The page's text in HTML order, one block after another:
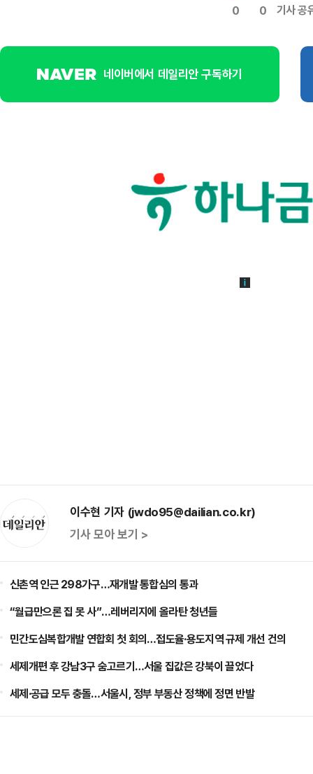
0 0 기사 공
네이버에서 데일리안 구독하기
이수현 기자 (jwdo95@dailian.co.kr)
기사 모아 보기 >
신촌역 인근 298가구…재개발 통합심의 통과
“월급만으론 집 못 사”…레버리지에 올라탄 청년들
민간도심복합개발 연합회 첫 회의…접도율·용도지역 규제 개선 건의
세제개편 후 강남3구 숨고르기…서울 집값은 강북이 끌었다
세제·공급 모두 충돌…서울시, 정부 부동산 정책에 정면 반발